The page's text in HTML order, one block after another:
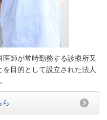
師が常時勤務する診療所又
を目的として設立された法人
ら